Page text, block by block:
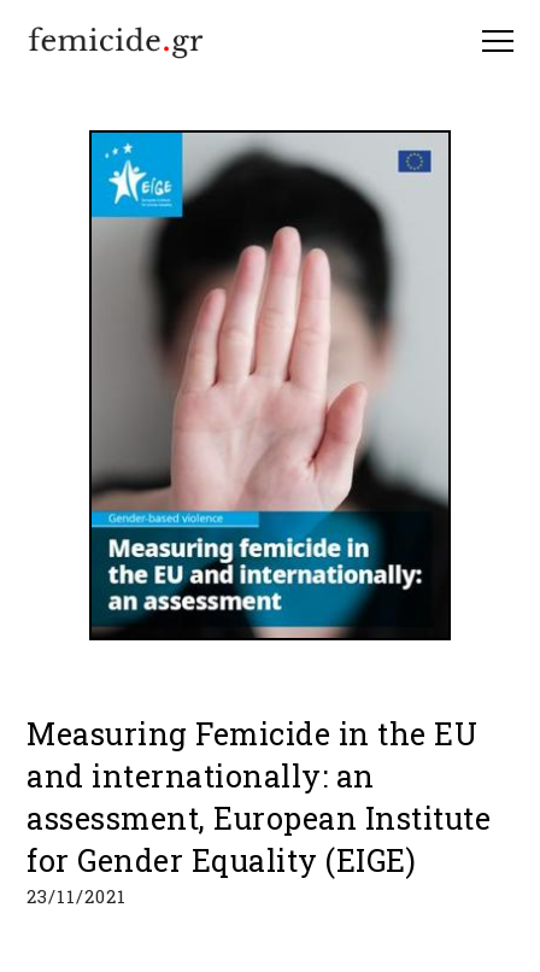
Measuring Femicide in the EU
and internationally: an
assessment, European Institute
for Gender Equality (EIGE)
23/11/2021